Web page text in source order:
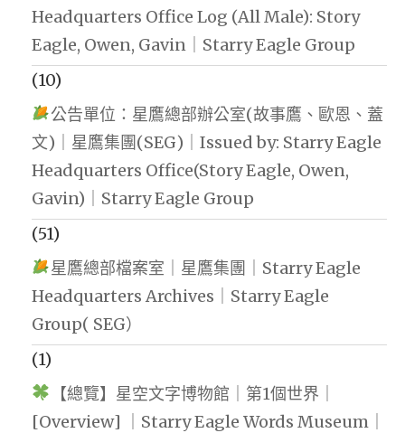
Headquarters Office Log (All Male): Story
Eagle, Owen, Gavin｜Starry Eagle Group
(10)
公告單位：星鷹總部辦公室(故事鷹、歐恩、蓋
文)｜星鷹集團(SEG)｜Issued by: Starry Eagle
Headquarters Office(Story Eagle, Owen,
Gavin)｜Starry Eagle Group
(51)
星鷹總部檔案室｜星鷹集團｜Starry Eagle
Headquarters Archives｜Starry Eagle
Group( SEG）
(1)
【總覽】星空文字博物館｜第1個世界｜
[Overview] ｜Starry Eagle Words Museum｜